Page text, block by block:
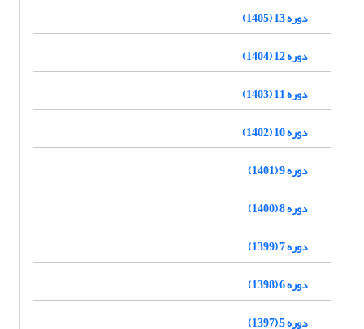
دوره 13 (1405)
دوره 12 (1404)
دوره 11 (1403)
دوره 10 (1402)
دوره 9 (1401)
دوره 8 (1400)
دوره 7 (1399)
دوره 6 (1398)
دوره 5 (1397)